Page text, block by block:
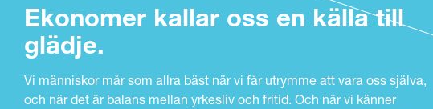
Ekonomer kallar oss en källa till
glädje.
Vi människor mår som allra bäst när vi får utrymme att vara oss själva,
och när det är balans mellan yrkesliv och fritid. Och när vi känner